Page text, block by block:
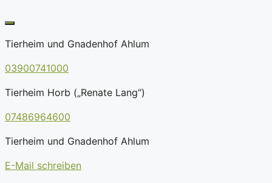
Tierheim und Gnadenhof Ahlum
03900741000
Tierheim Horb („Renate Lang“)
07486964600
Tierheim und Gnadenhof Ahlum
E-Mail schreiben